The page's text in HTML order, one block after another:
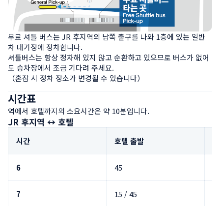
무료 셔틀 버스는 JR 후지역의 남쪽 출구를 나와 1층에 있는 일반
차 대기장에 정차합니다.
셔틀버스는 항상 정차해 있지 않고 순환하고 있으므로 버스가 없어
도 승차장에서 조금 기다려 주세요.
（혼잡 시 정차 장소가 변경될 수 있습니다）
시간표
역에서 호텔까지의 소요시간은 약 10분입니다.
JR 후지역 ↔ 호텔
시간 호텔 출발
6 45
7 15 / 45